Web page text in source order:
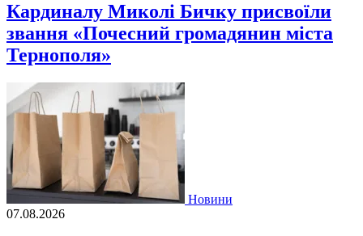
Кардиналу Миколі Бичку присвоїли
звання «Почесний громадянин міста
Тернополя»
Новини
07.08.2026